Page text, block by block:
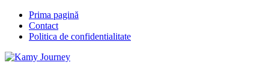
Prima pagină
Contact
Politica de confidentialitate